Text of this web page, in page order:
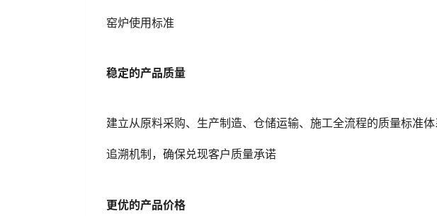
窑炉使用标准
稳定的产品质量
建立从原料采购、生产制造、仓储运输、施工全流程的质量标准
追溯机制，确保兑现客户质量承诺
更优的产品价格